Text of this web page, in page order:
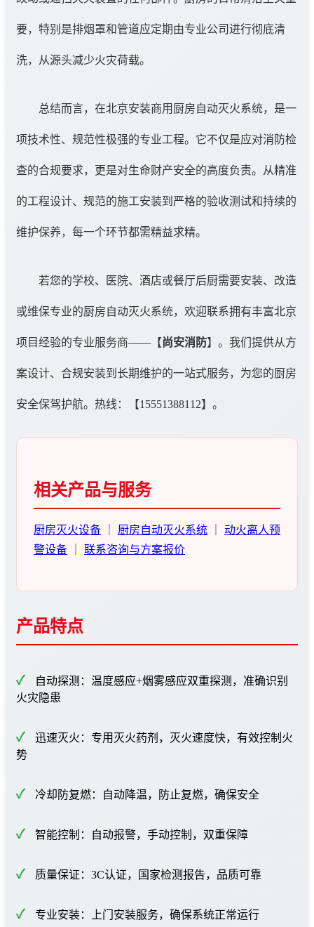
要，特别是排烟罩和管道应定期由专业公司进行彻底清
洗，从源头减少火灾荷载。
总结而言，在北京安装商用厨房自动灭火系统，是一
项技术性、规范性极强的专业工程。它不仅是应对消防检
查的合规要求，更是对生命财产安全的高度负责。从精准
的工程设计、规范的施工安装到严格的验收测试和持续的
维护保养，每一个环节都需精益求精。
若您的学校、医院、酒店或餐厅后厨需要安装、改造
或维保专业的厨房自动灭火系统，欢迎联系拥有丰富北京
项目经验的专业服务商——【尚安消防】。我们提供从方
案设计、合规安装到长期维护的一站式服务，为您的厨房
安全保驾护航。热线：【15551388112】。
相关产品与服务
厨房灭火设备 厨房自动灭火系统
动火离人预
警设备
联系咨询与方案报价
产品特点
自动探测：温度感应+烟雾感应双重探测，准确识别
火灾隐患
迅速灭火：专用灭火药剂，灭火速度快，有效控制火
势
冷却防复燃：自动降温，防止复燃，确保安全
智能控制：自动报警，手动控制，双重保障
质量保证：3C认证，国家检测报告，品质可靠
专业安装：上门安装服务，确保系统正常运行